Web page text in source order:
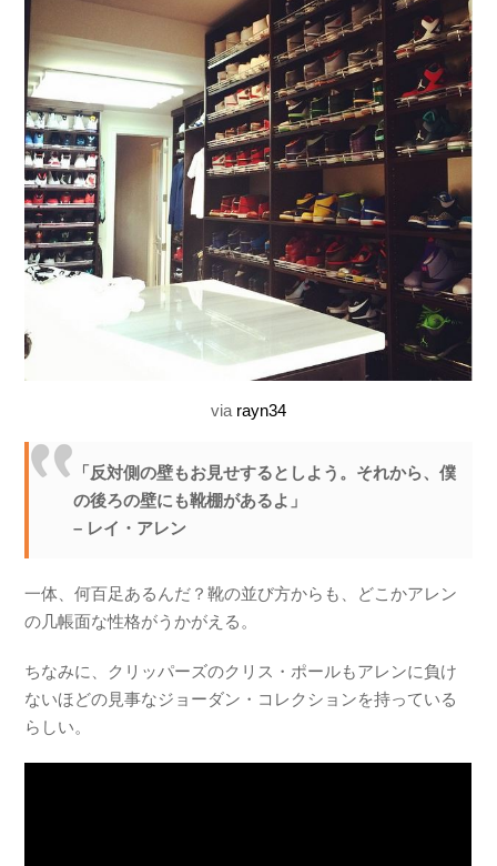
via rayn34
「反対側の壁もお見せするとしよう。それから、僕
の後ろの壁にも靴棚があるよ」
– レイ・アレン
一体、何百足あるんだ？靴の並び方からも、どこかアレン
の几帳面な性格がうかがえる。
ちなみに、クリッパーズのクリス・ポールもアレンに負け
ないほどの見事なジョーダン・コレクションを持っている
らしい。